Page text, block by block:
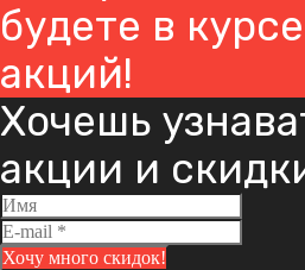
будете в
акций!
Хочешь
акции и